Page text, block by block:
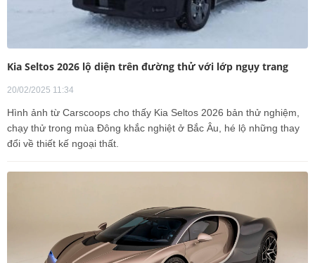
Kia Seltos 2026 lộ diện trên đường thử với lớp ngụy trang
20/02/2025 11:34
Hình ảnh từ Carscoops cho thấy Kia Seltos 2026 bản thử nghiệm,
chạy thử trong mùa Đông khắc nghiệt ở Bắc Âu, hé lộ những thay
đổi về thiết kế ngoại thất.